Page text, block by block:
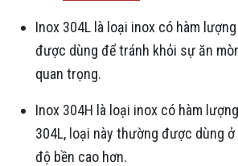
Inox 304L là loại inox có hàm
được dùng để tránh khỏi sự ăn
quan trọng.
Inox 304H là loại inox có hàm
304L, loại này thường được dùng
độ bền cao hơn.